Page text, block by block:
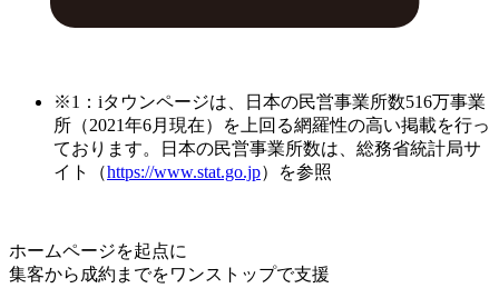
※1：iタウンページは、日本の民営事業所数516万事業
所（2021年6月現在）を上回る網羅性の高い掲載を行っ
ております。日本の民営事業所数は、総務省統計局サ
イト（https://www.stat.go.jp）を参照
ホームページを起点に
集客から成約までをワンストップで支援